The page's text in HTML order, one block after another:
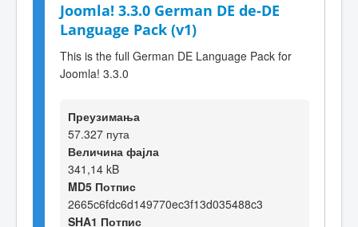
Joomla! 3.3.0 German DE de-DE
Language Pack (v1)
This is the full German DE Language Pack for
Joomla! 3.3.0
Преузимања
57.327 пута
Величина фајла
341,14 kB
MD5 Потпис
2665c6fdc6d149770ec3f13d035488c3
SHA1 Потпис